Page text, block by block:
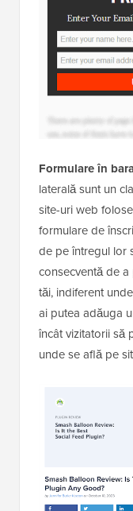
Formulare în
laterală sunt un
site-uri web
formulare de
de pe întregul lor
consecventă de
tăi, indiferent
ai putea adăuga
încât vizitatorii să
unde se află pe